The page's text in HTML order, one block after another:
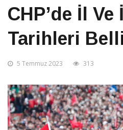
CHP’de İl
Tarihleri
5 Temmuz 2023 313